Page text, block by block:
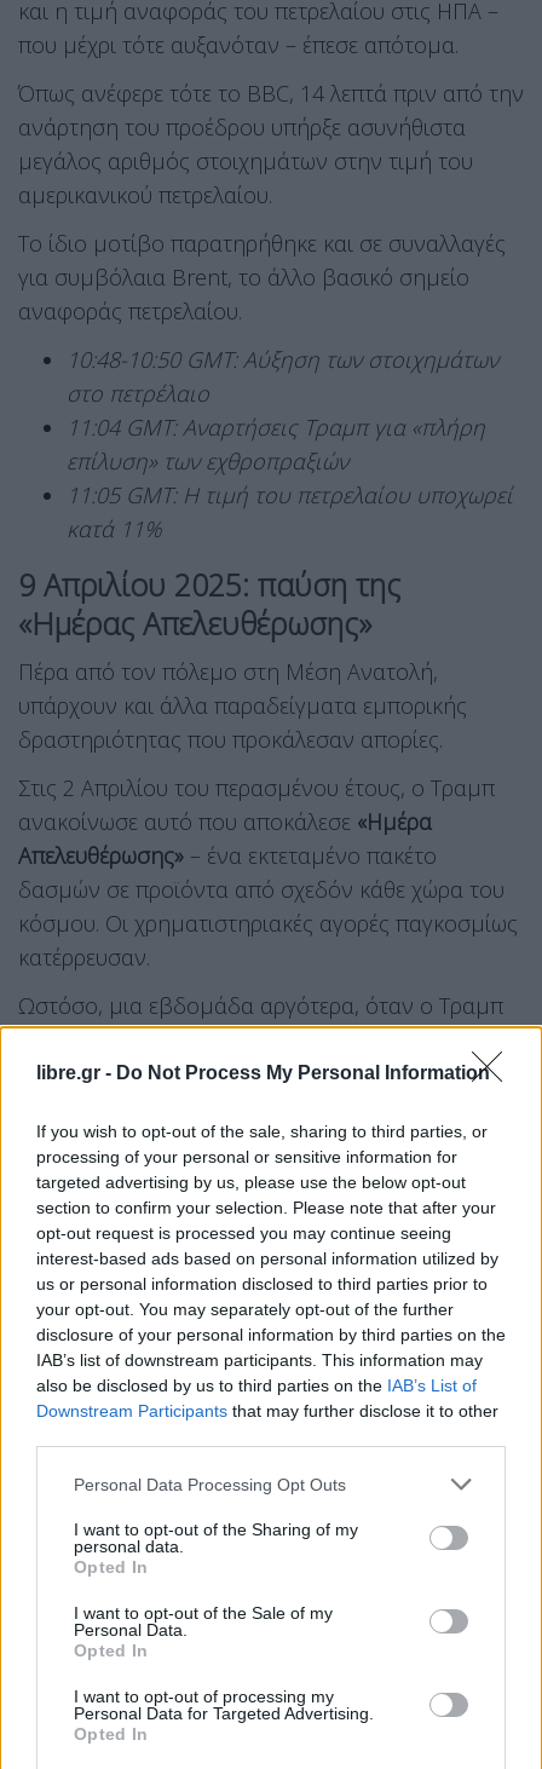
libre.gr - Do Not Process My Personal Information
If you wish to opt-out of the sale, sharing to third parties, or
processing of your personal or sensitive information for
targeted advertising by us, please use the below opt-out
section to confirm your selection. Please note that after your
opt-out request is processed you may continue seeing
interest-based ads based on personal information utilized by
us or personal information disclosed to third parties prior to
your opt-out. You may separately opt-out of the further
disclosure of your personal information by third parties on the
IAB’s list of downstream participants. This information may
also be disclosed by us to third parties on the IAB’s List of
Downstream Participants that may further disclose it to other
Personal Data Processing Opt Outs
I want to opt-out of the Sharing of my
personal data.
Opted In
I want to opt-out of the Sale of my
Personal Data.
Opted In
I want to opt-out of processing my
Personal Data for Targeted Advertising.
Opted In
και η τιμή αναφοράς του πετρελαίου στις ΗΠΑ –
που μέχρι τότε αυξανόταν – έπεσε απότομα.
Όπως ανέφερε τότε το BBC, 14 λεπτά πριν από την
ανάρτηση του προέδρου υπήρξε ασυνήθιστα
μεγάλος αριθμός στοιχημάτων στην τιμή του
αμερικανικού πετρελαίου.
Το ίδιο μοτίβο παρατηρήθηκε και σε συναλλαγές
για συμβόλαια Brent, το άλλο βασικό σημείο
αναφοράς πετρελαίου.
10:48-10:50 GMT: Αύξηση των στοιχημάτων
στο πετρέλαιο
11:04 GMT: Αναρτήσεις Τραμπ για «πλήρη
επίλυση» των εχθροπραξιών
11:05 GMT: Η τιμή του πετρελαίου υποχωρεί
κατά 11%
9 Απριλίου 2025: παύση της
«Ημέρας Απελευθέρωσης»
Πέρα από τον πόλεμο στη Μέση Ανατολή,
υπάρχουν και άλλα παραδείγματα εμπορικής
δραστηριότητας που προκάλεσαν απορίες.
Στις 2 Απριλίου του περασμένου έτους, ο Τραμπ
ανακοίνωσε αυτό που αποκάλεσε «Ημέρα
Απελευθέρωσης» – ένα εκτεταμένο πακέτο
δασμών σε προϊόντα από σχεδόν κάθε χώρα του
κόσμου. Οι χρηματιστηριακές αγορές παγκοσμίως
κατέρρευσαν.
Ωστόσο, μια εβδομάδα αργότερα, όταν ο Τραμπ
δασμούς για όλες τις χώρες εκτός από την Κίνα, οι
Ο βασικός δείκτης S&P 500 σημείωσε άνοδο 9,5%
— μία από τις μεγαλύτερες ημερήσιες αυξήσεις
του από τον Β΄ Παγκόσμιο Πόλεμο.
Και πάλι, ένα μοτίβο ασυνήθιστης
δραστηριότητας προηγήθηκε των γεγονότων, με
εξαιρετικά μεγάλο αριθμό στοιχημάτων πριν από
την ανακοίνωση σε ένα fund που παρακολουθεί
τον δείκτη S&P 500.
Ο αριθμός των συμβολαίων που
διαπραγματεύονταν ξεπέρασε τα 10.000 ανά λεπτό
ημέρα, ο αριθμός ήταν της τάξης των
εκατοντάδων.
Ορισμένοι επενδυτές στοιχημάτισαν πάνω από 2
εκατομμύρια δολάρια στην άνοδο της αγοράς
εκείνη την ημέρα, παρότι αυτή είχε καταγράψει
επτά συνεχόμενες ημέρες πτώσης. Η τεράστια